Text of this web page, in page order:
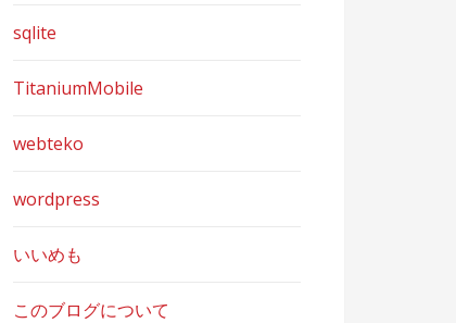
sqlite
TitaniumMobile
webteko
wordpress
いいめも
このブログについて